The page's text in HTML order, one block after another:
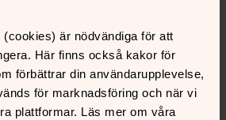
är nödvändiga för att
Här finns också kakor för
förbättrar din användarupplevelse,
för marknadsföring och när vi
plattformar. Läs mer om våra
Munkviken, Luleå stift